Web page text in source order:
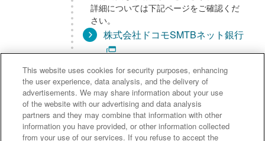
詳細については下記ページをご確認くだ
さい。
株式会社ドコモSMTBネット銀行
営業日・
営業時間
店舗により異なります。
各店舗の営業日・営業時間は
ご覧ください。
This website uses cookies for security purposes, enhancing
the user experience, data analysis, and the delivery of
advertisements. We may share information about your use
of the website with our advertising and data analysis
partners and they may combine that information with other
information you have provided, or other information collected
from your use of our services. If you refuse to accept the